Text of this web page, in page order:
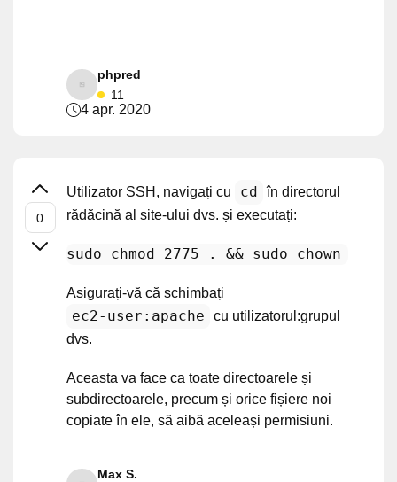
phpred
11
4 apr. 2020
Utilizator SSH, navigați cu cd în directorul
rădăcină al site-ului dvs. și executați:
sudo chmod 2775 . && sudo chown
Asigurați-vă că schimbați
ec2-user:apache
cu utilizatorul:grupul
dvs.
Aceasta va face ca toate directoarele și
subdirectoarele, precum și orice fișiere noi
copiate în ele, să aibă aceleași permisiuni.
Max S.